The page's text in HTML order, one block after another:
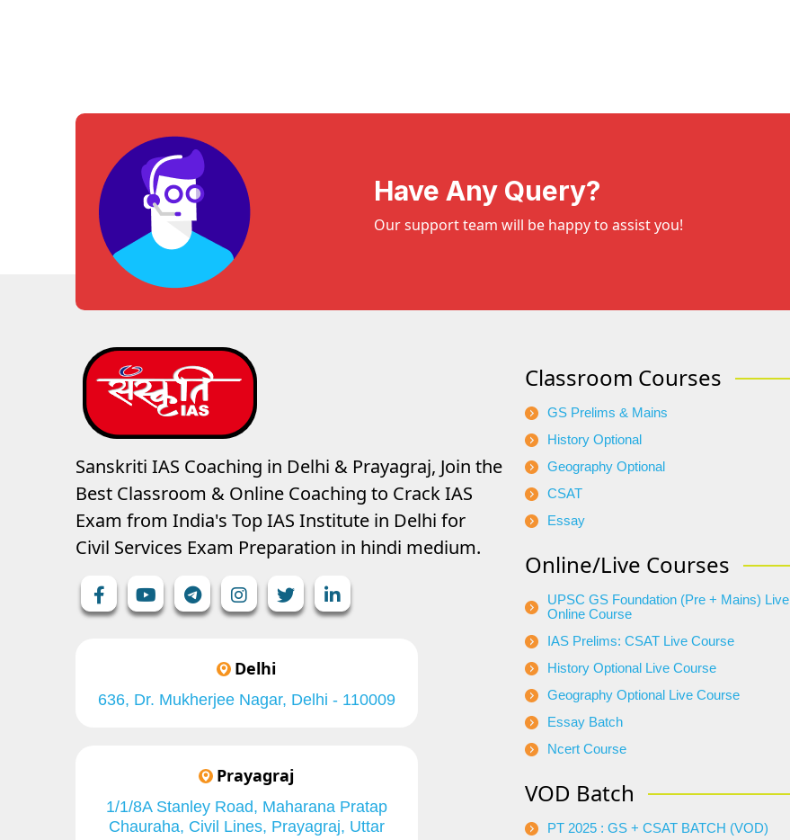
Have Any Query?
Our support team will be happy to assist you!
Sanskriti IAS Coaching in Delhi & Prayagraj, Join the
Best Classroom & Online Coaching to Crack IAS
Exam from India's Top IAS Institute in Delhi for
Civil Services Exam Preparation in hindi medium.
Delhi
636, Dr. Mukherjee Nagar, Delhi - 110009
Prayagraj
1/1/8A Stanley Road, Maharana Pratap
Chauraha, Civil Lines, Prayagraj, Uttar
Classroom Courses
GS Prelims & Mains
History Optional
Geography Optional
CSAT
Essay
Online/Live Courses
UPSC GS Foundation (Pre + Mains) Live
Online Course
IAS Prelims: CSAT Live Course
History Optional Live Course
Geography Optional Live Course
Essay Batch
Ncert Course
VOD Batch
PT 2025 : GS + CSAT BATCH (VOD)